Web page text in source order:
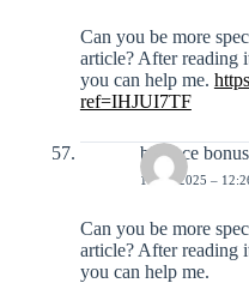
Can you be more
article? After reading
you can help me.
ref=IHJUI7TF
binance
11-12-2025 –
Can you be more
article? After reading
you can help me.